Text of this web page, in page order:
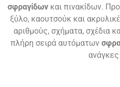
σφραγίδωνκαι πινακίδων.
ξύλο, καουτσούκ και
αριθμούς, σχήματα, σχέδια
πλήρη σειρά αυτόματων